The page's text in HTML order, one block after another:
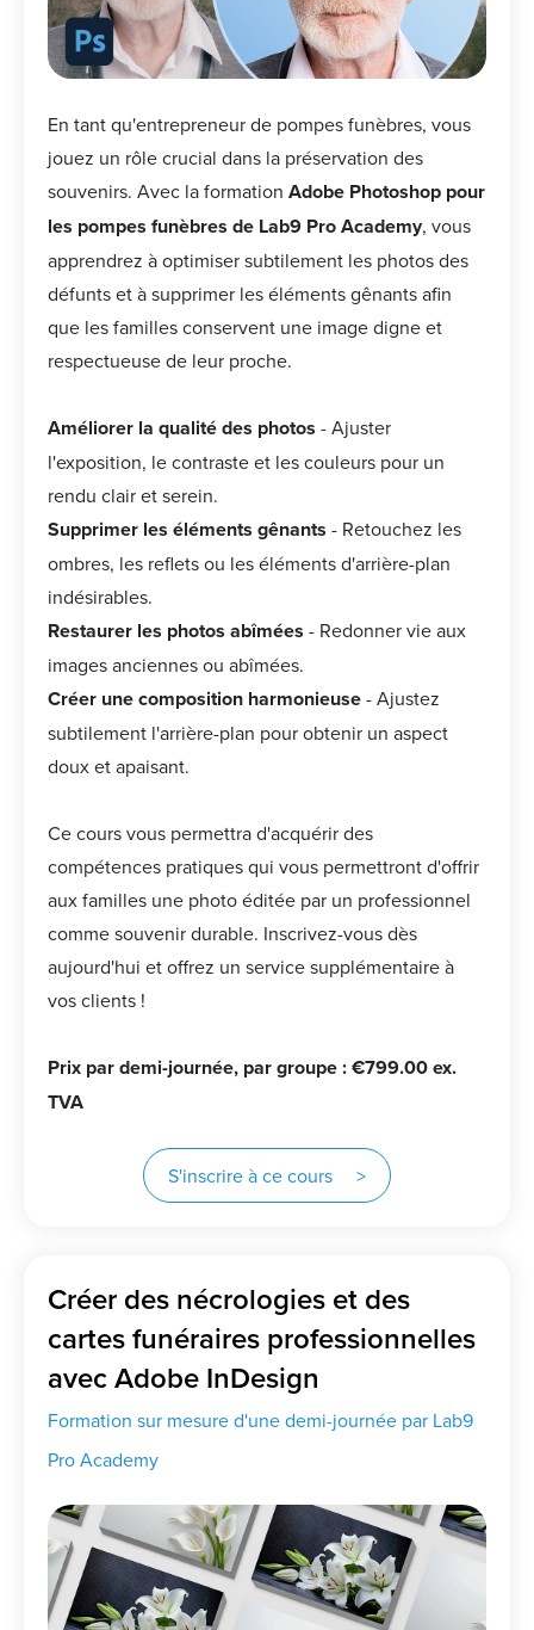
En tant qu'entrepreneur de pompes funèbres, vous
jouez un rôle crucial dans la préservation des
souvenirs. Avec la formation Adobe Photoshop pour
les pompes funèbres de Lab9 Pro Academy, vous
apprendrez à optimiser subtilement les photos des
défunts et à supprimer les éléments gênants afin
que les familles conservent une image digne et
respectueuse de leur proche.
Améliorer la qualité des photos - Ajuster
l'exposition, le contraste et les couleurs pour un
rendu clair et serein.
Supprimer les éléments gênants - Retouchez les
ombres, les reflets ou les éléments d'arrière-plan
indésirables.
Restaurer les photos abîmées - Redonner vie aux
images anciennes ou abîmées.
Créer une composition harmonieuse- Ajustez
subtilement l'arrière-plan pour obtenir un aspect
doux et apaisant.
Ce cours vous permettra d'acquérir des
compétences pratiques qui vous permettront d'offrir
aux familles une photo éditée par un professionnel
comme souvenir durable. Inscrivez-vous dès
aujourd'hui et offrez un service supplémentaire à
vos clients !
Prix par demi-journée, par groupe : €799.00 ex.
TVA
S'inscrire à ce cours >
Créer des nécrologies et des
cartes funéraires professionnelles
avec Adobe InDesign
Formation sur mesure d'une demi-journée par Lab9
Pro Academy